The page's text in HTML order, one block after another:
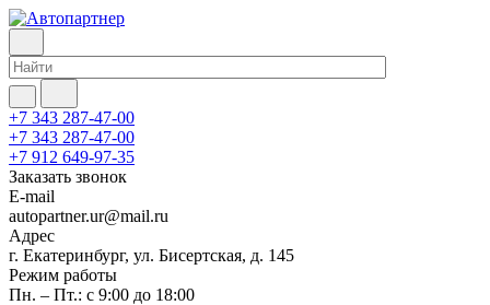
+7 343 287-47-00
+7 343 287-47-00
+7 912 649-97-35
Заказать звонок
E-mail
autopartner.ur@mail.ru
Адрес
г. Екатеринбург, ул. Бисертская, д. 145
Режим работы
Пн. – Пт.: с 9:00 до 18:00